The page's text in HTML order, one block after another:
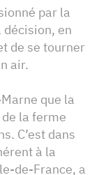
par la
en
de se tourner
air.
que la
la ferme
C’est dans
à la
de-France, a